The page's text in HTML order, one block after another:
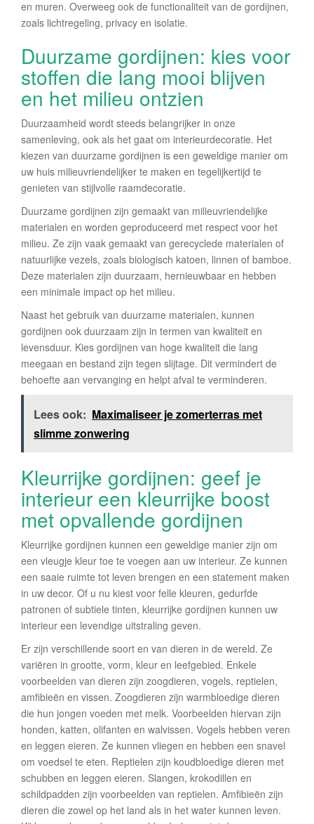
en muren. Overweeg ook de functionaliteit van de gordijnen,
zoals lichtregeling, privacy en isolatie.
Duurzame gordijnen: kies voor
stoffen die lang mooi blijven
en het milieu ontzien
Duurzaamheid wordt steeds belangrijker in onze
samenleving, ook als het gaat om interieurdecoratie. Het
kiezen van duurzame gordijnen is een geweldige manier om
uw huis milieuvriendelijker te maken en tegelijkertijd te
genieten van stijlvolle raamdecoratie.
Duurzame gordijnen zijn gemaakt van milieuvriendelijke
materialen en worden geproduceerd met respect voor het
milieu. Ze zijn vaak gemaakt van gerecyclede materialen of
natuurlijke vezels, zoals biologisch katoen, linnen of bamboe.
Deze materialen zijn duurzaam, hernieuwbaar en hebben
een minimale impact op het milieu.
Naast het gebruik van duurzame materialen, kunnen
gordijnen ook duurzaam zijn in termen van kwaliteit en
levensduur. Kies gordijnen van hoge kwaliteit die lang
meegaan en bestand zijn tegen slijtage. Dit vermindert de
behoefte aan vervanging en helpt afval te verminderen.
Lees ook: Maximaliseer je zomerterras met
slimme zonwering
Kleurrijke gordijnen: geef je
interieur een kleurrijke boost
met opvallende gordijnen
Kleurrijke gordijnen kunnen een geweldige manier zijn om
een vleugje kleur toe te voegen aan uw interieur. Ze kunnen
een saaie ruimte tot leven brengen en een statement maken
in uw decor. Of u nu kiest voor felle kleuren, gedurfde
patronen of subtiele tinten, kleurrijke gordijnen kunnen uw
interieur een levendige uitstraling geven.
Er zijn verschillende soort en van dieren in de wereld. Ze
variëren in grootte, vorm, kleur en leefgebied. Enkele
voorbeelden van dieren zijn zoogdieren, vogels, reptielen,
amfibieën en vissen. Zoogdieren zijn warmbloedige dieren
die hun jongen voeden met melk. Voorbeelden hiervan zijn
honden, katten, olifanten en walvissen. Vogels hebben veren
en leggen eieren. Ze kunnen vliegen en hebben een snavel
om voedsel te eten. Reptielen zijn koudbloedige dieren met
schubben en leggen eieren. Slangen, krokodillen en
schildpadden zijn voorbeelden van reptielen. Amfibieën zijn
dieren die zowel op het land als in het water kunnen leven.